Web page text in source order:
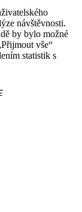
návštěvnosti.
by bylo možné
vše“
statistik s